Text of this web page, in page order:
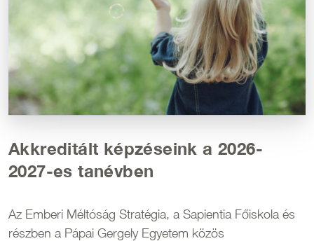
Akkreditált képzéseink a 2026-
2027-es tanévben
Az Emberi Méltóság Stratégia, a Sapientia Főiskola és
részben a Pápai Gergely Egyetem közös